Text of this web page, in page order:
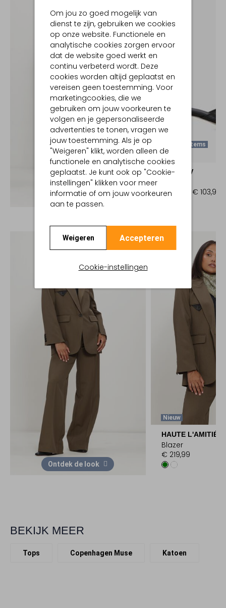
Om jou zo goed mogelijk van
dienst te zijn, gebruiken we cookies
op onze website. Functionele en
analytische cookies zorgen ervoor
dat de website goed werkt en
continu verbeterd wordt. Deze
cookies worden altijd geplaatst en
vereisen geen toestemming. Voor
marketingcookies, die we
gebruiken om jouw voorkeuren te
volgen en je gepersonaliseerde
advertenties te tonen, vragen we
jouw toestemming. Als je op
"Weigeren" klikt, worden alleen de
functionele en analytische cookies
geplaatst. Je kunt ook op "Cookie-
instellingen" klikken voor meer
informatie of om jouw voorkeuren
aan te passen.
Weigeren Accepteren
Cookie-instellingen
Ontdek de look
Laatste Items
-20%
NOTRE-V
€ 129,99
€ 103,99
Ontdek de look
Nieuw
HAUTE L'AMITIÉ
Blazer
€ 219,99
BEKIJK MEER
Tops Copenhagen Muse Katoen